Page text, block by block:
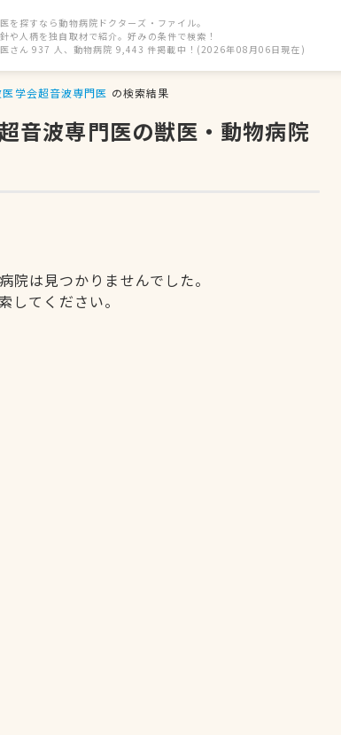
を探すなら動物病院ドクターズ・ファイル。
や人柄を独自取材で紹介。好みの条件で検索！
さん 937 人、動物病院 9,443 件掲載中！(2026年08月06日現在)
学会超音波専門医 の検索結果
音波専門医の獣医・動物病院
は見つかりませんでした。
してください。